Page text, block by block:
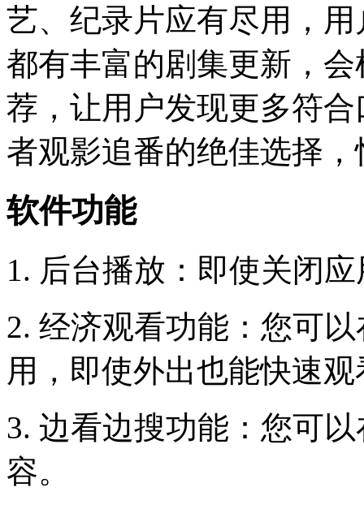
艺、纪录片应有尽用，
都有丰富的剧集更新，
荐，让用户发现更多符
者观影追番的绝佳选择
软件功能
1. 后台播放：即使关闭
2. 经济观看功能：您可
用，即使外出也能快速
3. 边看边搜功能：您可
容。